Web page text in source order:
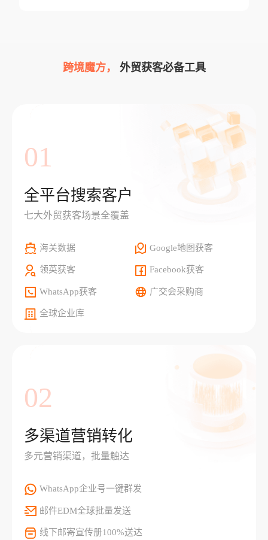
跨境魔方， 外贸获客必备工具
01
全平台搜索客户
七大外贸获客场景全覆盖
海关数据 Google地图获客
领英获客 Facebook获客
WhatsApp获客 广交会采购商
全球企业库
02
多渠道营销转化
多元营销渠道，批量触达
WhatsApp企业号一键群发
邮件EDM全球批量发送
线下邮寄宣传册100%送达